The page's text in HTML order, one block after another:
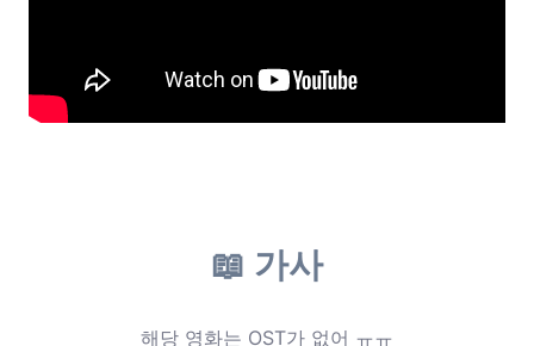
📖 가사
해당 영화는 OST가 없어 ㅠㅠ